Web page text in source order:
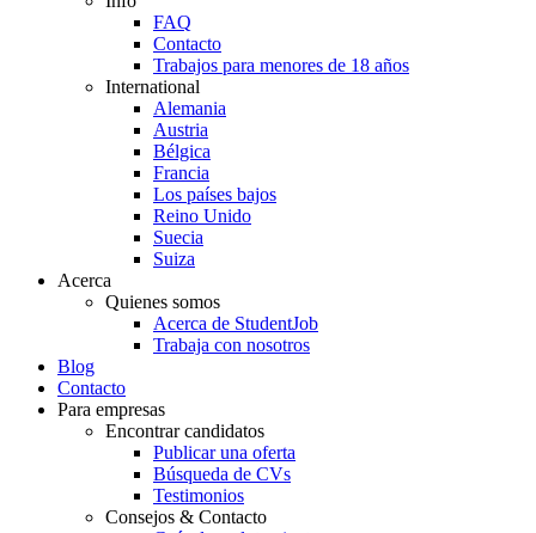
FAQ
Contacto
Trabajos para menores de 18 años
International
Alemania
Austria
Bélgica
Francia
Los países bajos
Reino Unido
Suecia
Suiza
Acerca
Quienes somos
Acerca de StudentJob
Trabaja con nosotros
Blog
Contacto
Para empresas
Encontrar candidatos
Publicar una oferta
Búsqueda de CVs
Testimonios
Consejos & Contacto